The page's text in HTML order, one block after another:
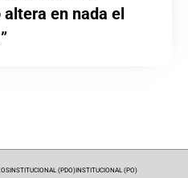
en nada el
INSTITUCIONAL (PDO)INSTITUCIONAL (PO)